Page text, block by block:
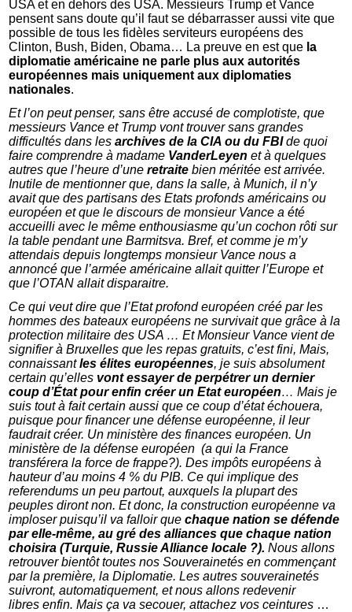
USA et en dehors des USA. Messieurs Trump et Vance
pensent sans doute qu’il faut se débarrasser aussi vite que
possible de tous les fidèles serviteurs européens des
Clinton, Bush, Biden, Obama… La preuve en est que la
diplomatie américaine ne parle plus aux autorités
européennes mais uniquement aux diplomaties
nationales.
Et l’on peut penser, sans être accusé de complotiste, que
messieurs Vance et Trump vont trouver sans grandes
difficultés dans lesarchives de la CIA ou du FBIde quoi
faire comprendre à madame VanderLeyen et à quelques
autres que l’heure d’uneretraite bien méritée est arrivée.
Inutile de mentionner que, dans la salle, à Munich, il n’y
avait que des partisans des Etats profonds américains ou
européen et que le discours de monsieur Vance a été
accueilli avec le même enthousiasme qu’un cochon rôti sur
la table pendant une Barmitsva. Bref, et comme je m’y
attendais depuis longtemps monsieur Vance nous a
annoncé que l’armée américaine allait quitter l’Europe et
que l’OTAN allait disparaitre.
Ce qui veut dire que l’Etat profond européen créé par les
hommes des bateaux européens ne survivait que grâce à la
protection militaire des USA … Et Monsieur Vance vient de
signifier à Bruxelles que les repas gratuits, c’est fini, Mais,
connaissantles élites européennes, je suis absolument
certain qu’elles vont essayer de perpétrer un dernier
coup d’État pour enfin créer un Etat européen… Mais je
suis tout à fait certain aussi que ce coup d’état échouera,
puisque pour financer une défense européenne, il leur
faudrait créer. Un ministère des finances européen. Un
ministère de la défense européen (a qui la France
transférera la force de frappe?). Des impôts européens à
hauteur d’au moins 4 % du PIB. Ce qui implique des
referendums un peu partout, auxquels la plupart des
peuples diront non. Et donc, la construction européenne va
imploser puisqu’il va falloir quechaque nation se défende
par elle-même, au gré des alliances que chaque nation
choisira (Turquie, Russie Alliance locale ?). Nous allons
retrouver bientôt toutes nos Souverainetés en commençant
par la première, la Diplomatie. Les autres souverainetés
suivront, automatiquement, et nous allons redevenir
libres enfin. Mais ça va secouer, attachez vos ceintures …